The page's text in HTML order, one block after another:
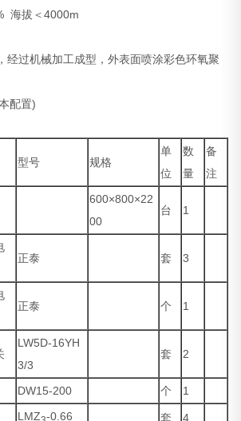
海拔＜4000m
经过机械加工成型，外表面喷涂彩色环氧聚
配置)
型号 规格
单
位
数
量
备
注
600×800×22
00
台 1
正泰 套 3
正泰 个 1
LW5D-16YH
3/3
套 2
DW15-200 个 1
LMZ -0.66 套 4